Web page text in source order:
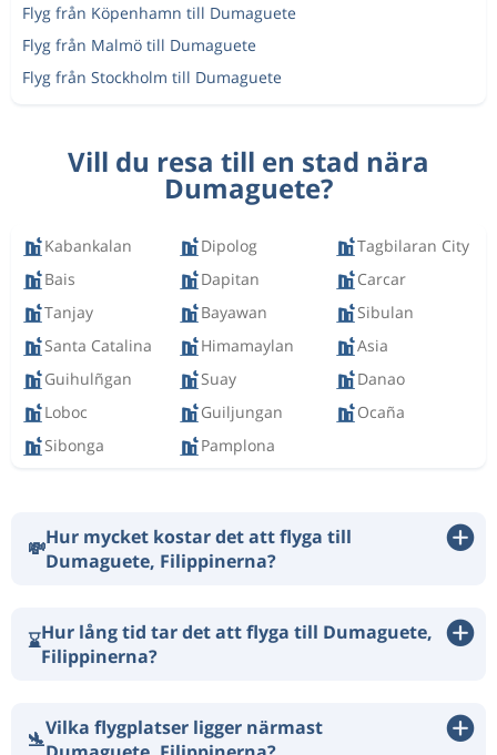
Flyg från Köpenhamn till Dumaguete
Flyg från Malmö till Dumaguete
Flyg från Stockholm till Dumaguete
Vill du resa till en stad nära
Dumaguete?
Kabankalan Dipolog
Tagbilaran City
Bais
Dapitan
Carcar
Tanjay
Bayawan
Sibulan
Santa Catalina
Himamaylan
Asia
Guihulñgan
Suay
Danao
Loboc
Guiljungan
Ocaña
Sibonga
Pamplona
💸Hur mycket kostar det att flyga till
Dumaguete, Filippinerna?
⌛Hur lång tid tar det att flyga till Dumaguete,
Filippinerna?
🛬Vilka flygplatser ligger närmast